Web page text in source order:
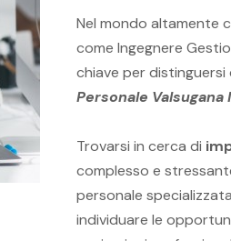
Nel mondo altamente
come Ingegnere
chiave per
Personale
Trovarsi in cerca di
complesso e
personale
individuare le